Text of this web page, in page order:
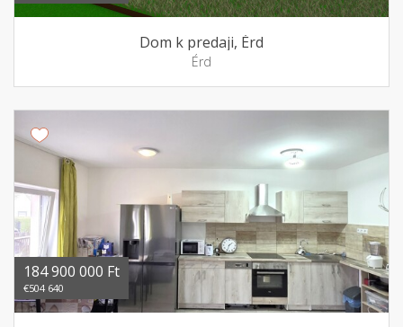
Dom k predaji, Érd
Érd
184 900 000 Ft
€504 640